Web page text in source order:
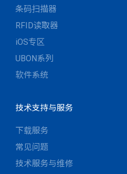
条码扫描器
RFID读取器
iOS专区
UBON系列
软件系统
技术支持与服务
下载服务
常见问题
技术服务与维修